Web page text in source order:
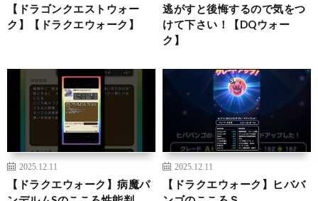
【ドラゴンクエストウォー
ク】【ドラクエウォーク】
逃がすと後悔するので気をつ
けて下さい！【DQウォー
ク】
2025.12.11
【ドラクエウォーク】病魔パ
2025.12.11
【ドラクエウォーク】ヒババ